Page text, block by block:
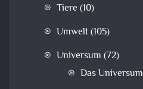
Tiere (10)
Umwelt(105)
Universum (72)
Das Universum